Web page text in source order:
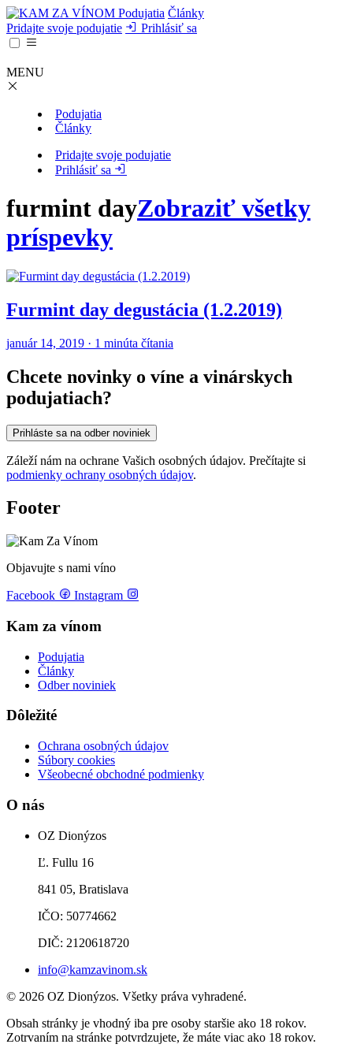
Podujatia Články
Pridajte svoje podujatie
Prihlásiť sa
MENU
Podujatia
Články
Pridajte svoje podujatie
Prihlásiť sa
furmint dayZobraziť všetky
príspevky
Furmint day degustácia (1.2.2019)
január 14, 2019 · 1 minúta čítania
Chcete novinky o víne a vinárskych
podujatiach?
Prihláste sa na odber noviniek
Záleží nám na ochrane Vašich osobných údajov. Prečítajte si
podmienky ochrany osobných údajov.
Footer
Objavujte s nami víno
Facebook Instagram
Kam za vínom
Podujatia
Články
Odber noviniek
Dôležité
Ochrana osobných údajov
Súbory cookies
Všeobecné obchodné podmienky
O nás
OZ Dionýzos
Ľ. Fullu 16
841 05, Bratislava
IČO: 50774662
DIČ: 2120618720
info@kamzavinom.sk
© 2026 OZ Dionýzos. Všetky práva vyhradené.
Obsah stránky je vhodný iba pre osoby staršie ako 18 rokov.
Zotrvaním na stránke potvrdzujete, že máte viac ako 18 rokov.